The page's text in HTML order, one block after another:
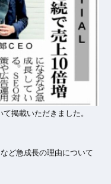
掲載いただきました。
ど急成長の理由について